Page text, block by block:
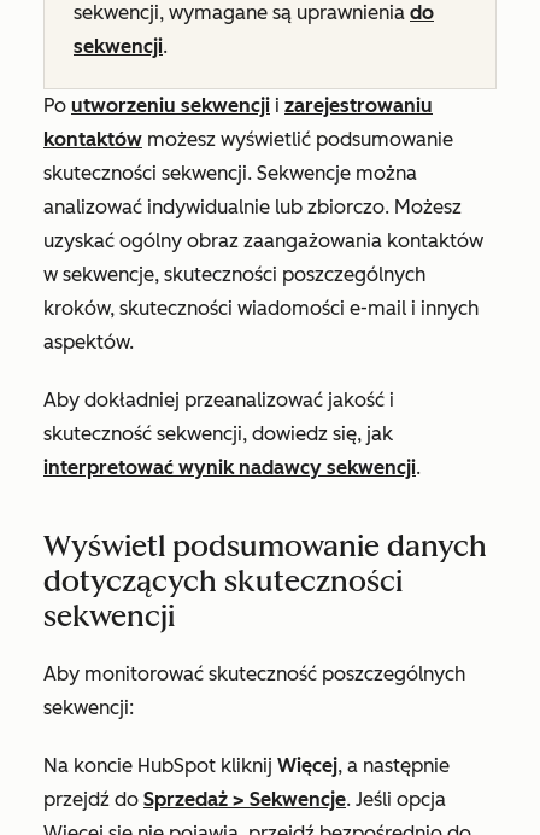
sekwencji, wymagane są uprawnienia do
sekwencji.
Po utworzeniu sekwencji i zarejestrowaniu
kontaktów możesz wyświetlić podsumowanie
skuteczności sekwencji. Sekwencje można
analizować indywidualnie lub zbiorczo. Możesz
uzyskać ogólny obraz zaangażowania kontaktów
w sekwencje, skuteczności poszczególnych
kroków, skuteczności wiadomości e-mail i innych
aspektów.
Aby dokładniej przeanalizować jakość i
skuteczność sekwencji, dowiedz się, jak
interpretować wynik nadawcy sekwencji.
Wyświetl podsumowanie danych
dotyczących skuteczności
sekwencji
Aby monitorować skuteczność poszczególnych
sekwencji:
Na koncie HubSpot kliknij Więcej, a następnie
przejdź do Sprzedaż > Sekwencje. Jeśli opcja